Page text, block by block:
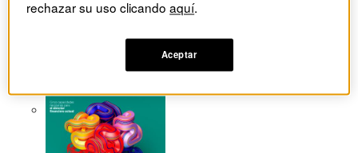
Revistas del mes
rechazar su uso clicandoaquí.
Aceptar